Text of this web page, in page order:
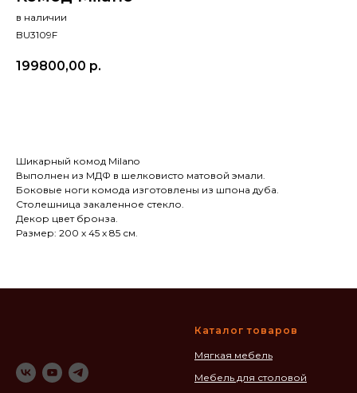
в наличии
BU3109F
199800,00 р.
Шикарный комод Milano
Выполнен из МДФ в шелковисто матовой эмали.
Боковые ноги комода изготовлены из шпона дуба.
Столешница закаленное стекло.
Декор цвет бронза.
Размер: 200 х 45 х 85 см.
Каталог товаров
Мягкая мебель
Мебель для столовой